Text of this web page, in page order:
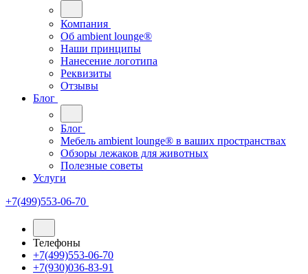
Компания
Oб ambient lounge®
Наши принципы
Нанесение логотипа
Реквизиты
Отзывы
Блог
Блог
Мебель ambient lounge® в ваших пространствах
Обзоры лежаков для животных
Полезные советы
Услуги
+7(499)553-06-70
Телефоны
+7(499)553-06-70
+7(930)036-83-91